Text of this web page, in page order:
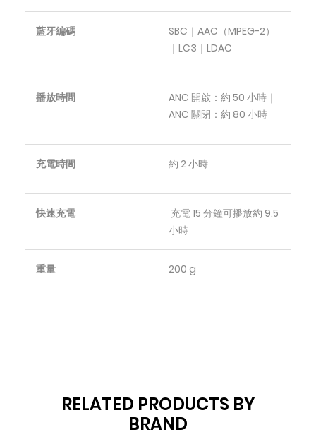
藍牙編碼
SBC｜AAC（MPEG-2）
｜LC3｜LDAC
播放時間
ANC 開啟：約 50 小時｜
ANC 關閉：約 80 小時
充電時間 約 2 小時
快速充電
充電 15 分鐘可播放約 9.5
小時
重量 200 g
RELATED PRODUCTS BY
BRAND